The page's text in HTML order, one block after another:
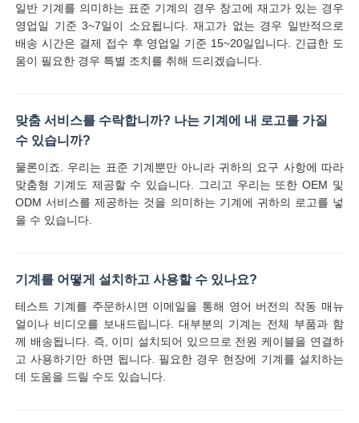
일반 기계를 의미하는 표준 기계의 경우 창고에 재고가 있는 경우
영업일 기준 3~7일이 소요됩니다. 재고가 없는 경우 일반적으로
배송 시간은 결제 접수 후 영업일 기준 15~20일입니다. 긴급한 도
움이 필요한 경우 특별 조치를 취해 드리겠습니다.
맞춤 서비스를 수락합니까? 나는 기계에 내 로고를 가질
수 있습니까?
물론이죠. 우리는 표준 기계뿐만 아니라 귀하의 요구 사항에 따라
맞춤형 기계도 제공할 수 있습니다. 그리고 우리는 또한 OEM 및
ODM 서비스를 제공하는 것을 의미하는 기계에 귀하의 로고를 넣
을 수 있습니다.
기계를 어떻게 설치하고 사용할 수 있나요?
테스트 기계를 주문하시면 이메일을 통해 영어 버전의 작동 매뉴
얼이나 비디오를 보내드립니다. 대부분의 기계는 전체 부품과 함
께 배송됩니다. 즉, 이미 설치되어 있으므로 전원 케이블을 연결하
고 사용하기만 하면 됩니다. 필요한 경우 현장에 기계를 설치하는
데 도움을 드릴 수도 있습니다.